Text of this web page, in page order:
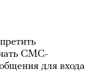
СМС-
для входа